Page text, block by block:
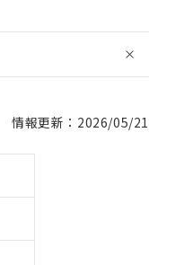
情報更新：2026/05/21